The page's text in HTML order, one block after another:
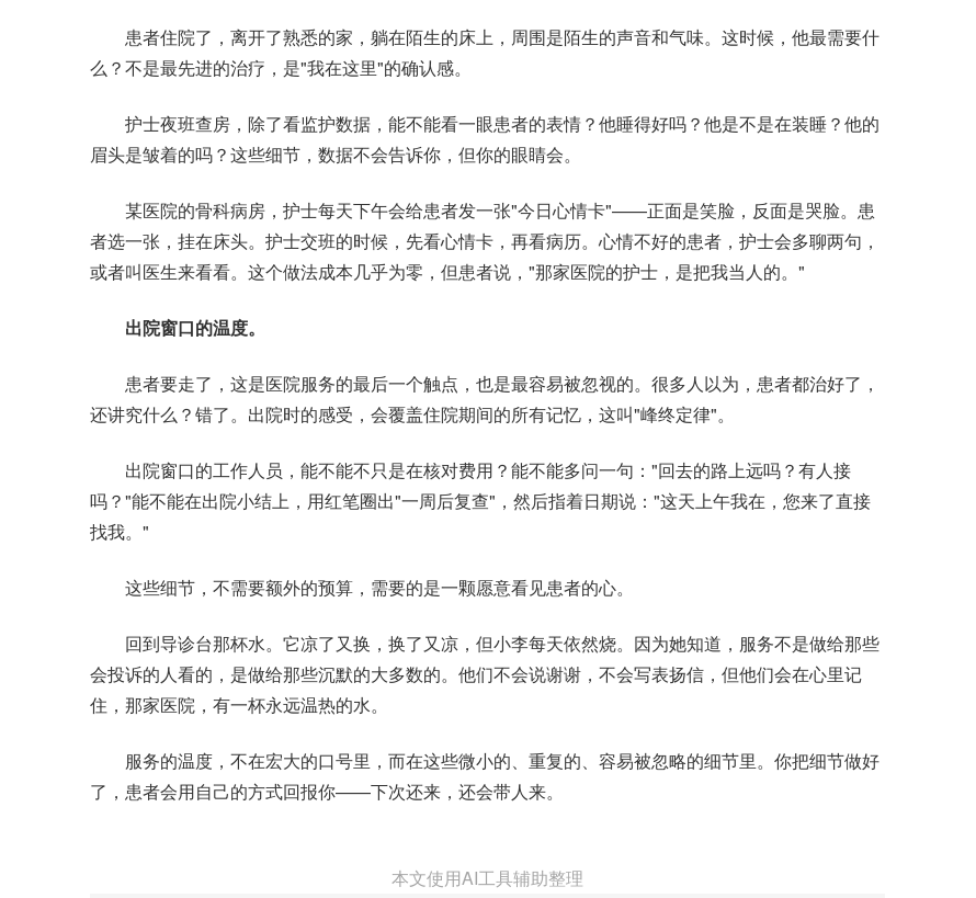
患者住院了，离开了熟悉的家，躺在陌生的床上，周围是陌生的声音和气味。这时候，他最需要什
么？不是最先进的治疗，是"我在这里"的确认感。
护士夜班查房，除了看监护数据，能不能看一眼患者的表情？他睡得好吗？他是不是在装睡？他的
眉头是皱着的吗？这些细节，数据不会告诉你，但你的眼睛会。
某医院的骨科病房，护士每天下午会给患者发一张"今日心情卡"——正面是笑脸，反面是哭脸。患
者选一张，挂在床头。护士交班的时候，先看心情卡，再看病历。心情不好的患者，护士会多聊两句，
或者叫医生来看看。这个做法成本几乎为零，但患者说，"那家医院的护士，是把我当人的。"
出院窗口的温度。
患者要走了，这是医院服务的最后一个触点，也是最容易被忽视的。很多人以为，患者都治好了，
还讲究什么？错了。出院时的感受，会覆盖住院期间的所有记忆，这叫"峰终定律"。
出院窗口的工作人员，能不能不只是在核对费用？能不能多问一句："回去的路上远吗？有人接
吗？"能不能在出院小结上，用红笔圈出"一周后复查"，然后指着日期说："这天上午我在，您来了直接
找我。"
这些细节，不需要额外的预算，需要的是一颗愿意看见患者的心。
回到导诊台那杯水。它凉了又换，换了又凉，但小李每天依然烧。因为她知道，服务不是做给那些
会投诉的人看的，是做给那些沉默的大多数的。他们不会说谢谢，不会写表扬信，但他们会在心里记
住，那家医院，有一杯永远温热的水。
服务的温度，不在宏大的口号里，而在这些微小的、重复的、容易被忽略的细节里。你把细节做好
了，患者会用自己的方式回报你——下次还来，还会带人来。
本文使用AI工具辅助整理